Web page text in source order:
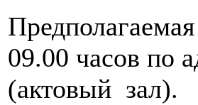
09.00 часов по
(актовый зал).